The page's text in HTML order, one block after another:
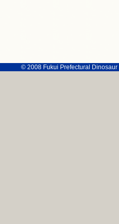
© 2008 Fukui Prefectural Dinosaur